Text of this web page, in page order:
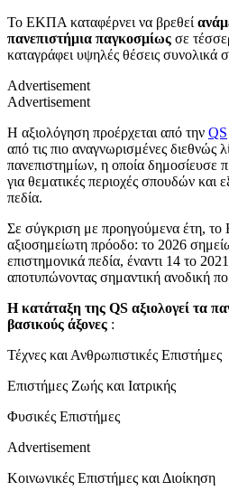
Το ΕΚΠΑ καταφέρνει να βρεθεί
πανεπιστήμια παγκοσμίως σε
καταγράφει υψηλές θέσεις συνολικά
Advertisement
Advertisement
Η αξιολόγηση προέρχεται από την QS
από τις πιο αναγνωρισμένες διεθνώς
πανεπιστημίων, η οποία δημοσίευσε
για θεματικές περιοχές σπουδών και
πεδία.
Σε σύγκριση με προηγούμενα έτη,
αξιοσημείωτη πρόοδο: το 2026
επιστημονικά πεδία, έναντι 14 το
αποτυπώνοντας σημαντική ανοδική
Η κατάταξη της QS αξιολογεί τα
βασικούς άξονες :
Τέχνες και Ανθρωπιστικές Επιστήμες
Επιστήμες Ζωής και Ιατρικής
Φυσικές Επιστήμες
Advertisement
Κοινωνικές Επιστήμες και Διοίκηση